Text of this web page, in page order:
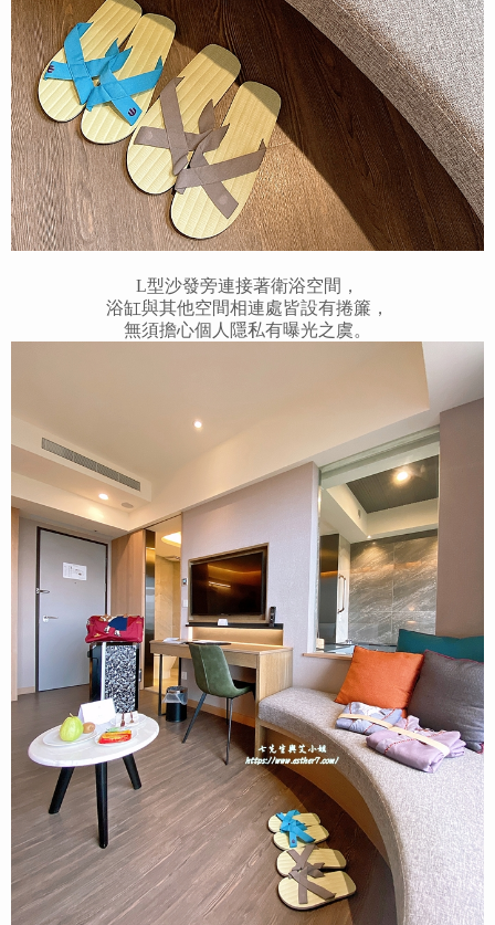
L型沙發旁連接著衛浴空間，
浴缸與其他空間相連處皆設有捲簾，
無須擔心個人隱私有曝光之虞。